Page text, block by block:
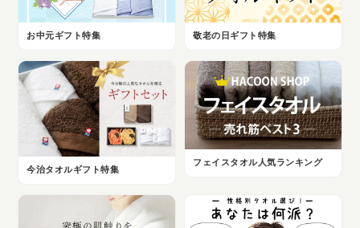
お中元ギフト特集 敬老の日ギフト特集
今治タオルギフト特集
フェイスタオル人気ランキング